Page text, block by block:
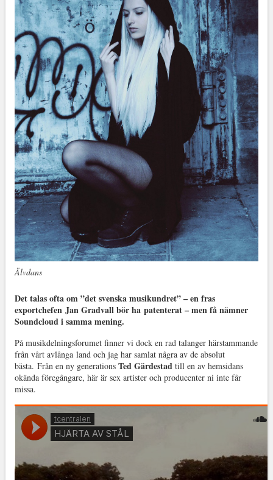
Älvdans
Det talas ofta om ”det svenska musikundret” – en fras
exportchefen Jan Gradvall bör ha patenterat – men få nämner
Soundcloud i samma mening.
På musikdelningsforumet finner vi dock en rad talanger härstammande
från vårt avlånga land och jag har samlat några av de absolut
bästa. Från en ny generations Ted Gärdestadtill en av hemsidans
okända föregångare, här är sex artister och producenter ni inte får
missa.